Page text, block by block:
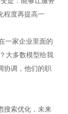
程度再提高一
一家企业里面的
大多数模型给我
协调，他们的职
搜索优化，未来